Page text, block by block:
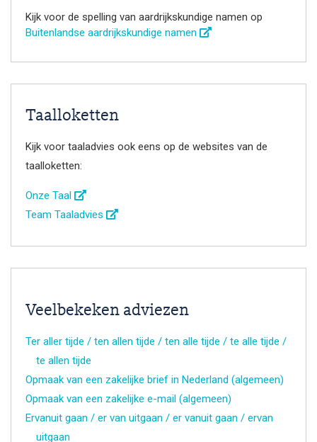
Kijk voor de spelling van aardrijkskundige namen op
Buitenlandse aardrijkskundige namen
Taalloketten
Kijk voor taaladvies ook eens op de websites van de
taalloketten:
Onze Taal
Team Taaladvies
Veelbekeken adviezen
Ter aller tijde / ten allen tijde / ten alle tijde / te alle tijde /
te allen tijde
Opmaak van een zakelijke brief in Nederland (algemeen)
Opmaak van een zakelijke e-mail (algemeen)
Ervanuit gaan / er van uitgaan / er vanuit gaan / ervan
uitgaan